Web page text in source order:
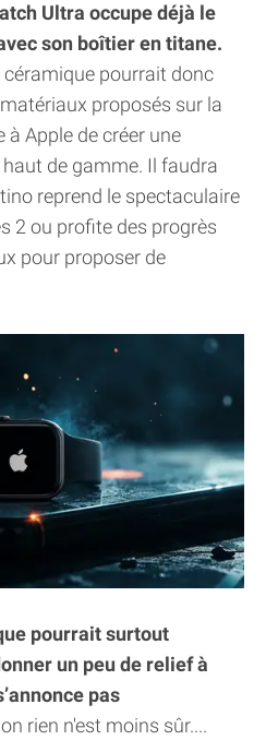
Ultra occupe déjà le
son boîtier en titane.
céramique pourrait donc
proposés sur la
à Apple de créer une
de gamme. Il faudra
reprend le spectaculaire
2 ou profite des progrès
pour proposer de
pourrait surtout
un peu de relief à
pas
rien n'est moins sûr....